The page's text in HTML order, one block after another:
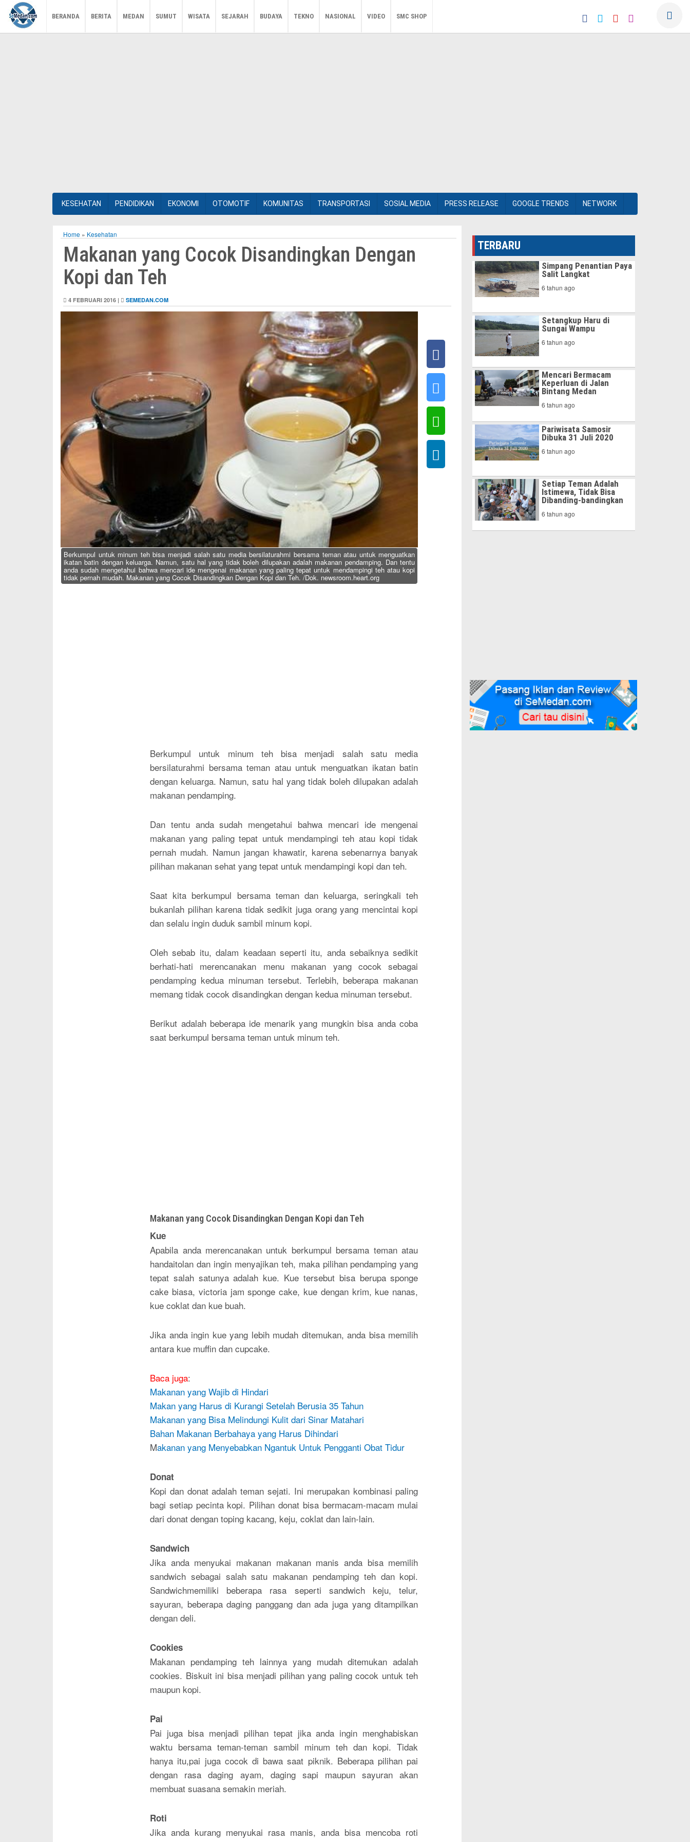
BERANDA BERITA MEDAN SUMUT WISATA SEJARAH BUDAYA TEKNO NASIONAL VIDEO SMC SHOP
KESEHATAN PENDIDIKAN EKONOMI OTOMOTIF KOMUNITAS TRANSPORTASI SOSIAL MEDIA PRESS RELEASE GOOGLE TRENDS NETWORK
Home » Kesehatan
Makanan yang Cocok Disandingkan Dengan
Kopi dan Teh
4 FEBRUARI 2016 | SEMEDAN.COM
Berkumpul untuk minum teh bisa menjadi salah satu media bersilaturahmi bersama teman atau untuk menguatkan
ikatan batin dengan keluarga. Namun, satu hal yang tidak boleh dilupakan adalah makanan pendamping. Dan tentu
anda sudah mengetahui bahwa mencari ide mengenai makanan yang paling tepat untuk mendampingi teh atau kopi
tidak pernah mudah. Makanan yang Cocok Disandingkan Dengan Kopi dan Teh. /Dok. newsroom.heart.org
Berkumpul untuk minum teh bisa menjadi salah satu media
bersilaturahmi bersama teman atau untuk menguatkan ikatan batin
dengan keluarga. Namun, satu hal yang tidak boleh dilupakan adalah
makanan pendamping.
Dan tentu anda sudah mengetahui bahwa mencari ide mengenai
makanan yang paling tepat untuk mendampingi teh atau kopi tidak
pernah mudah. Namun jangan khawatir, karena sebenarnya banyak
pilihan makanan sehat yang tepat untuk mendampingi kopi dan teh.
Saat kita berkumpul bersama teman dan keluarga, seringkali teh
bukanlah pilihan karena tidak sedikit juga orang yang mencintai kopi
dan selalu ingin duduk sambil minum kopi.
Oleh sebab itu, dalam keadaan seperti itu, anda sebaiknya sedikit
berhati-hati merencanakan menu makanan yang cocok sebagai
pendamping kedua minuman tersebut. Terlebih, beberapa makanan
memang tidak cocok disandingkan dengan kedua minuman tersebut.
Berikut adalah beberapa ide menarik yang mungkin bisa anda coba
saat berkumpul bersama teman untuk minum teh.
Makanan yang Cocok Disandingkan Dengan Kopi dan Teh
Kue
Apabila anda merencanakan untuk berkumpul bersama teman atau
handaitolan dan ingin menyajikan teh, maka pilihan pendamping yang
tepat salah satunya adalah kue. Kue tersebut bisa berupa sponge
cake biasa, victoria jam sponge cake, kue dengan krim, kue nanas,
kue coklat dan kue buah.
Jika anda ingin kue yang lebih mudah ditemukan, anda bisa memilih
antara kue muffin dan cupcake.
Baca juga:
Makanan yang Wajib di Hindari
Makan yang Harus di Kurangi Setelah Berusia 35 Tahun
Makanan yang Bisa Melindungi Kulit dari Sinar Matahari
Bahan Makanan Berbahaya yang Harus Dihindari
Makanan yang Menyebabkan Ngantuk Untuk Pengganti Obat Tidur
Donat
Kopi dan donat adalah teman sejati. Ini merupakan kombinasi paling
bagi setiap pecinta kopi. Pilihan donat bisa bermacam-macam mulai
dari donat dengan toping kacang, keju, coklat dan lain-lain.
Sandwich
Jika anda menyukai makanan makanan manis anda bisa memilih
sandwich sebagai salah satu makanan pendamping teh dan kopi.
Sandwichmemiliki beberapa rasa seperti sandwich keju, telur,
sayuran, beberapa daging panggang dan ada juga yang ditampilkan
dengan deli.
Cookies
Makanan pendamping teh lainnya yang mudah ditemukan adalah
cookies. Biskuit ini bisa menjadi pilihan yang paling cocok untuk teh
maupun kopi.
Pai
Pai juga bisa menjadi pilihan tepat jika anda ingin menghabiskan
waktu bersama teman-teman sambil minum teh dan kopi. Tidak
hanya itu,pai juga cocok di bawa saat piknik. Beberapa pilihan pai
dengan rasa daging ayam, daging sapi maupun sayuran akan
membuat suasana semakin meriah.
Roti
Jika anda kurang menyukai rasa manis, anda bisa mencoba roti
TERBARU
Simpang Penantian Paya
Salit Langkat
6 tahun ago
Setangkup Haru di
Sungai Wampu
6 tahun ago
Mencari Bermacam
Keperluan di Jalan
Bintang Medan
6 tahun ago
Pariwisata Samosir
Dibuka 31 Juli 2020
6 tahun ago
Setiap Teman Adalah
Istimewa, Tidak Bisa
Dibanding-bandingkan
6 tahun ago